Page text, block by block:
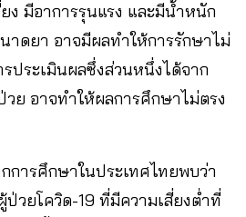
ง มีอาการรุนแรง และมีน้ำหนัก
าดยา อาจมีผลทำให้การรักษาไม่
ประเมินผลซึ่งส่วนหนึ่งได้จาก
วย อาจทำให้ผลการศึกษาไม่ตรง
การศึกษาในประเทศไทยพบว่า
ป่วยโควิด-19 ที่มีความเสี่ยงต่ำที่